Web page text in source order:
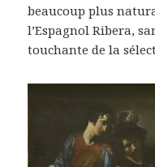
beaucoup plus
l’Espagnol Ribera,
touchante de la